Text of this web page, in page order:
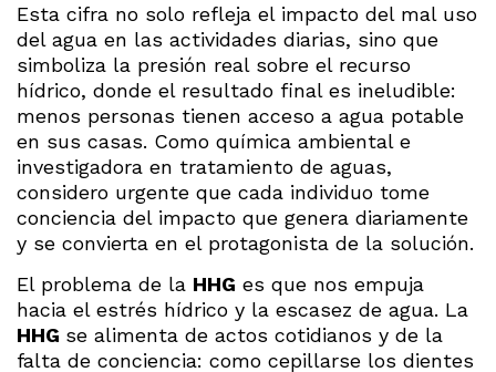
Esta cifra no solo refleja el impacto del mal uso
del agua en las actividades diarias, sino que
simboliza la presión real sobre el recurso
hídrico, donde el resultado final es ineludible:
menos personas tienen acceso a agua potable
en sus casas. Como química ambiental e
investigadora en tratamiento de aguas,
considero urgente que cada individuo tome
conciencia del impacto que genera diariamente
y se convierta en el protagonista de la solución.
El problema de la HHG es que nos empuja
hacia el estrés hídrico y la escasez de agua. La
HHG se alimenta de actos cotidianos y de la
falta de conciencia: como cepillarse los dientes